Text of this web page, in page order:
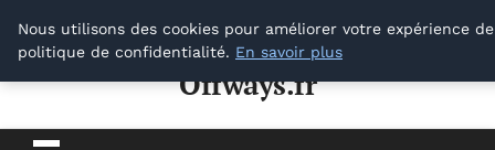
Offways.fr
Offways.fr
Nous utilisons des cookies pour améliorer votre expérience
politique de confidentialité. En savoir plus